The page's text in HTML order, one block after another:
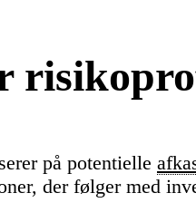
på potentielle
der følger med